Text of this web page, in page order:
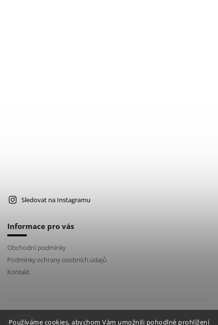
Používáme cookies, abychom Vám umožnili pohodlné prohlížení
Sledovat na Instagramu
Informace pro vás
Obchodní podmínky
Podmínky ochrany osobních údajů
Kontakt